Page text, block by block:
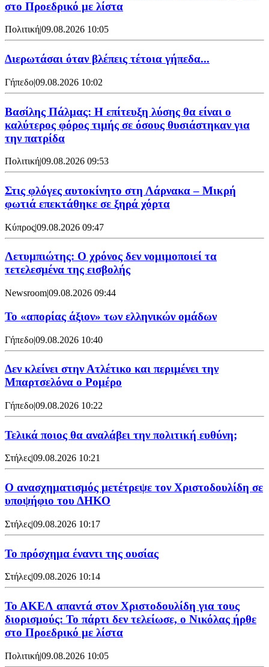
στο Προεδρικό με λίστα
Πολιτική|09.08.2026 10:05
Διερωτάσαι όταν βλέπεις τέτοια γήπεδα...
Γήπεδο|09.08.2026 10:02
Βασίλης Πάλμας: Η επίτευξη λύσης θα είναι ο
καλύτερος φόρος τιμής σε όσους θυσιάστηκαν για
την πατρίδα
Πολιτική|09.08.2026 09:53
Στις φλόγες αυτοκίνητο στη Λάρνακα – Μικρή
φωτιά επεκτάθηκε σε ξηρά χόρτα
Κύπρος|09.08.2026 09:47
Λετυμπιώτης: Ο χρόνος δεν νομιμοποιεί τα
τετελεσμένα της εισβολής
Newsroom|09.08.2026 09:44
Το «απορίας άξιον» των ελληνικών ομάδων
Γήπεδο|09.08.2026 10:40
Δεν κλείνει στην Ατλέτικο και περιμένει την
Μπαρτσελόνα ο Ρομέρο
Γήπεδο|09.08.2026 10:22
Τελικά ποιος θα αναλάβει την πολιτική ευθύνη;
Στήλες|09.08.2026 10:21
Ο ανασχηματισμός μετέτρεψε τον Χριστοδουλίδη σε
υποψήφιο του ΔΗΚΟ
Στήλες|09.08.2026 10:17
Το πρόσχημα έναντι της ουσίας
Στήλες|09.08.2026 10:14
Το ΑΚΕΛ απαντά στον Χριστοδουλίδη για τους
διορισμούς: Το πάρτι δεν τελείωσε, ο Νικόλας ήρθε
στο Προεδρικό με λίστα
Πολιτική|09.08.2026 10:05